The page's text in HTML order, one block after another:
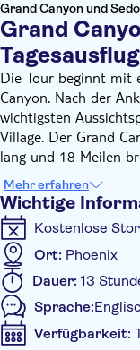
Grand Canyon und
Grand
Tagesausflug
Die Tour beginnt mit
Canyon. Nach der
wichtigsten
Village. Der Grand
lang und 18 Meilen
Gesteinsschichten
nordamerikanischen
den Canyon zu
Leben lang halten.
Sedona, wo Sie das
können, das mit
Nach dem Ende der
Redrock, wo Sie vor
Fotomöglichkeiten
Mehr erfahren
Wichtige
Kostenlose
Ort: Phoenix
Dauer: 13
Sprache:
Verfügbarkeit: